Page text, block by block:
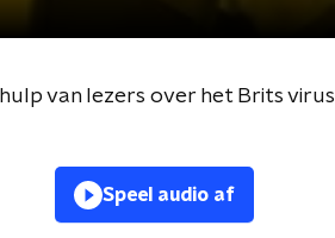
van lezers over het Brits virus
Speel audio af